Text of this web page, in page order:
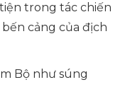
trong tác chiến
bến cảng của địch
Bộ như súng